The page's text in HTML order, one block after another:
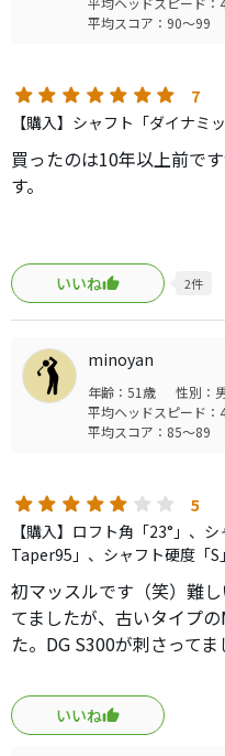
平均スコア：90～99
7
【購入】シャフト「ダイナミ
買ったのは10年以上前で
す。
テーラーメイドのかなり
イアンからの買い替えです。
溝規制の関係で3、4アイ
使用しています。
構えた顔の良さ、芯を食
もちろんマッスルバック
すが、それがこのクラブ
いいね
2件
minoyan
年齢：51歳 性別：
平均ヘッドスピード
平均スコア：85～89
5
【購入】ロフト角「23°」、
Taper95」、シャフト硬度「S」
初マッスルです（笑）難
てましたが、古いタイプ
た。DG S300が刺さって
フトKBS tour C-Taper95
弾道・打感・打音・飛距
いーの一言です（笑）シ
いいね